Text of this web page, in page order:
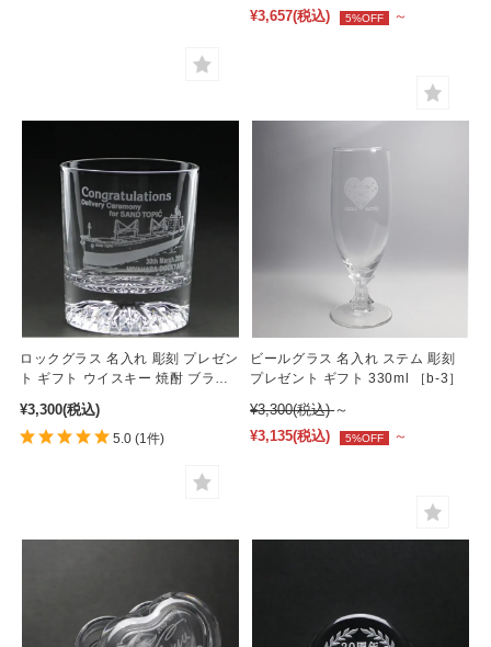
¥3,657(税込) 5%OFF ～
ロックグラス 名入れ 彫刻 プレゼン
ト ギフト ウイスキー 焼酎 ブラン
¥3,300(税込)
5.0 (1件)
ビールグラス 名入れ ステム 彫刻
プレゼント ギフト 330ml ［b-3］
¥3,300(税込) ～
¥3,135(税込) 5%OFF ～